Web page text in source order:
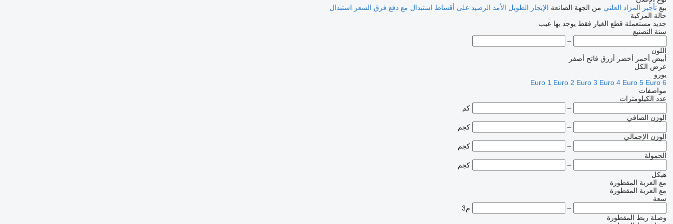
بيع تأجير المزاد العلني من الجهة الصانعة الإيجار الطويل الأمد الرصيد على أقساط استبدال مع دفع فرق السعر استبدال
حالة المركبة
جديد مستعملة قطع الغيار فقط يوجد بها عيب
سنة التصنيع
–
اللون
أبيض أحمر أخضر أزرق فاتح أصفر
عرض الكل
يورو
Euro 1 Euro 2 Euro 3 Euro 4 Euro 5 Euro 6
مواصفات
عدد الكيلومترات
–
كم
الوزن الصافي
–
كجم
الوزن الإجمالي
–
كجم
الحمولة
–
كجم
هيكل
مع العربة المقطورة
مع العربة المقطورة
سعة
–
م3
وصلة ربط المقطورة